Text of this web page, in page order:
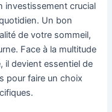
investissement crucial
Un bon
de votre sommeil,
Face à la multitude
il devient essentiel de
pour faire un choix